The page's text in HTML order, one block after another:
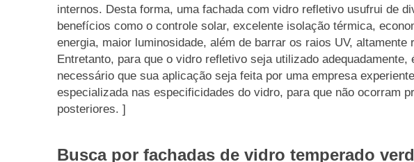
internos. Desta forma, uma fachada com vidro refletivo usufrui de
benefícios como o controle solar, excelente isolação térmica,
energia, maior luminosidade, além de barrar os raios UV, altamente
Entretanto, para que o vidro refletivo seja utilizado adequadamente,
necessário que sua aplicação seja feita por uma empresa
especializada nas especificidades do vidro, para que não ocorram
posteriores. ]
Busca por fachadas de vidro temperado